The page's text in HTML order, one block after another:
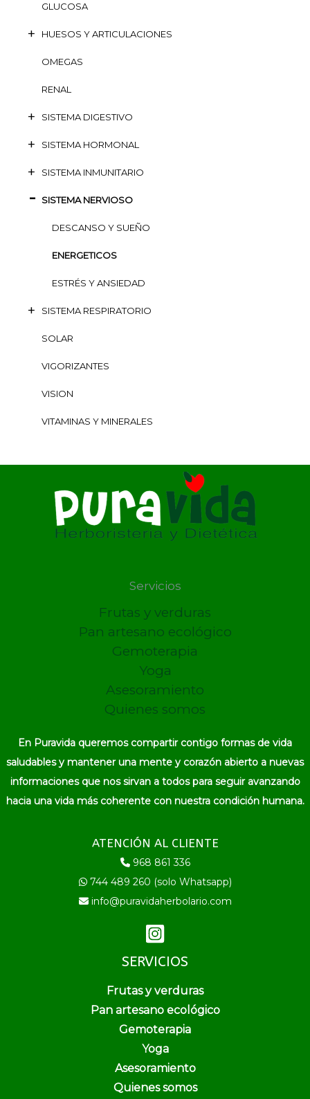
GLUCOSA
HUESOS Y ARTICULACIONES
OMEGAS
RENAL
SISTEMA DIGESTIVO
SISTEMA HORMONAL
SISTEMA INMUNITARIO
SISTEMA NERVIOSO
DESCANSO Y SUEÑO
ENERGETICOS
ESTRÉS Y ANSIEDAD
SISTEMA RESPIRATORIO
SOLAR
VIGORIZANTES
VISION
VITAMINAS Y MINERALES
Servicios
Frutas y verduras
Pan artesano ecológico
Gemoterapia
Yoga
Asesoramiento
Quienes somos
En Puravida queremos compartir contigo formas de vida
saludables y mantener una mente y corazón abierto a nuevas
informaciones que nos sirvan a todos para seguir avanzando
hacia una vida más coherente con nuestra condición humana.
ATENCIÓN AL CLIENTE
968 861 336
744 489 260 (solo Whatsapp)
info@puravidaherbolario.com
SERVICIOS
Frutas y verduras
Pan artesano ecológico
Gemoterapia
Yoga
Asesoramiento
Quienes somos